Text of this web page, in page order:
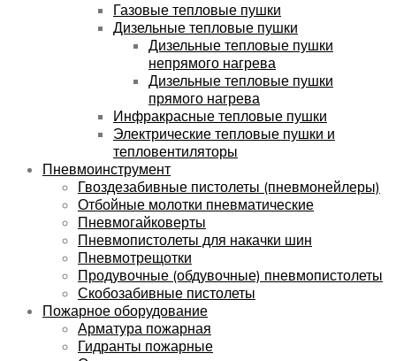
Газовые тепловые пушки
Дизельные тепловые пушки
Дизельные тепловые пушки
непрямого нагрева
Дизельные тепловые пушки
прямого нагрева
Инфракрасные тепловые пушки
Электрические тепловые пушки и
тепловентиляторы
Пневмоинструмент
Гвоздезабивные пистолеты (пневмонейлеры)
Отбойные молотки пневматические
Пневмогайковерты
Пневмопистолеты для накачки шин
Пневмотрещотки
Продувочные (обдувочные) пневмопистолеты
Скобозабивные пистолеты
Пожарное оборудование
Арматура пожарная
Гидранты пожарные